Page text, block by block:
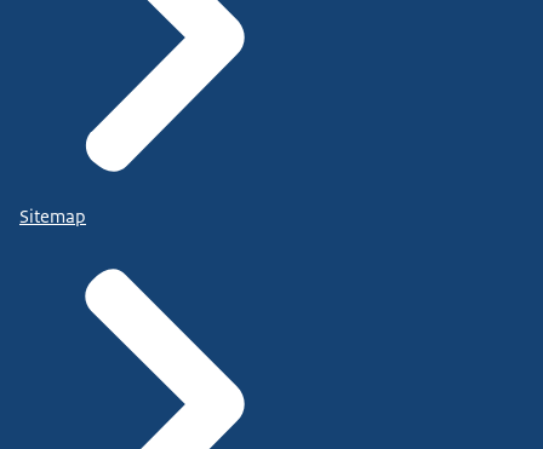
Sitemap